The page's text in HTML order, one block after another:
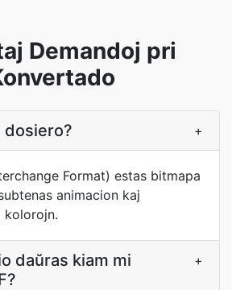
Demandoj pri
dosiero? +
Format) estas bitmapa
animacion kaj
kolorojn.
daŭras kiam mi
+